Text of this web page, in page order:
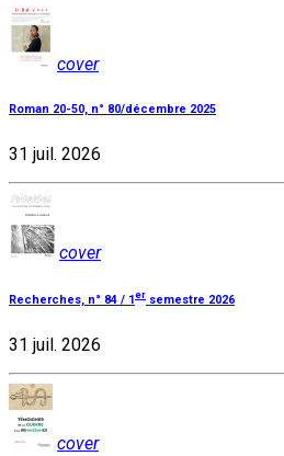
cover
Roman 20-50, n° 80/décembre 2025
31 juil. 2026
cover
Recherches, n° 84 / 1 er semestre 2026
31 juil. 2026
cover